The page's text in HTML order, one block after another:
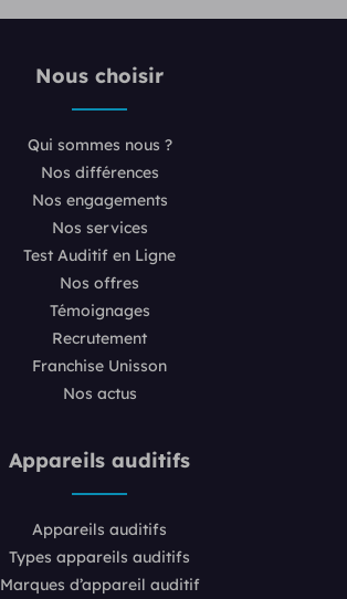
Nous choisir
Qui sommes nous ?
Nos différences
Nos engagements
Nos services
Test Auditif en Ligne
Nos offres
Témoignages
Recrutement
Franchise Unisson
Nos actus
Appareils auditifs
Appareils auditifs
Types appareils auditifs
Marques d’appareil auditif